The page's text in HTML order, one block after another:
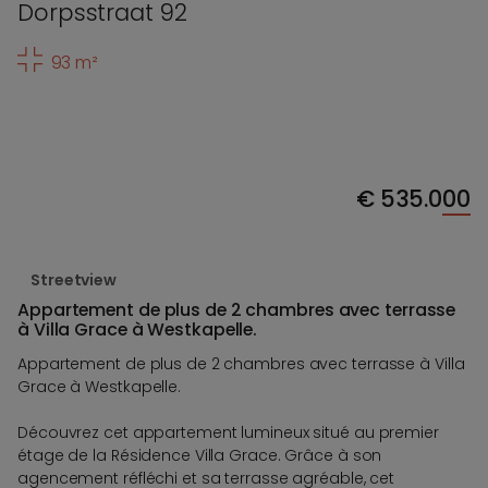
Dorpsstraat 92
93 m²
€535.000
Streetview
Appartement de plus de 2 chambres avec terrasse
à Villa Grace à Westkapelle.
Appartement de plus de 2 chambres avec terrasse à Villa
Grace à Westkapelle.
Découvrez cet appartement lumineux situé au premier
étage de la Résidence Villa Grace. Grâce à son
agencement réfléchi et sa terrasse agréable, cet